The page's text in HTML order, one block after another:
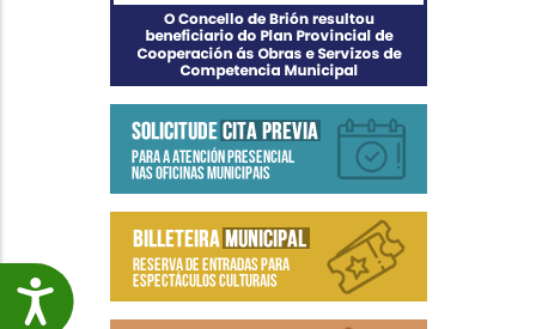
Accesibilidade